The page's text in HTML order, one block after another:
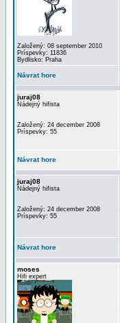
Založený: 08 september 2010
Príspevky: 11836
Bydlisko: Praha
Návrat hore
juraj08
Nádejný hifista
Založený: 24 december 2008
Príspevky: 55
Návrat hore
juraj08
Nádejný hifista
Založený: 24 december 2008
Príspevky: 55
Návrat hore
moses
Hifi expert